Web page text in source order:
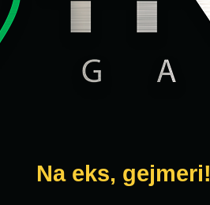
Na eks, gejmeri!